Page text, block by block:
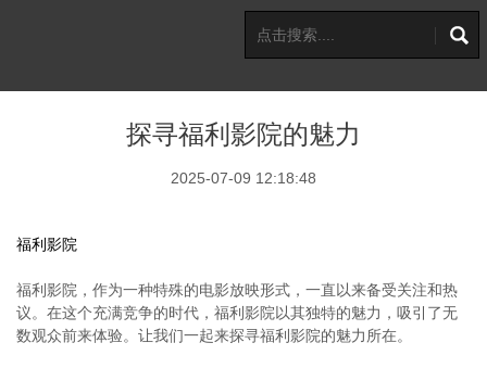
探寻福利影院的魅力
2025-07-09 12:18:48
福利影院
福利影院，作为一种特殊的电影放映形式，一直以来备受关注和热
议。在这个充满竞争的时代，福利影院以其独特的魅力，吸引了无
数观众前来体验。让我们一起来探寻福利影院的魅力所在。